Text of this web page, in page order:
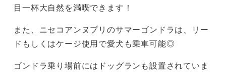
目一杯大自然を満喫できます！
また、ニセコアンヌプリのサマーゴンドラは、リー
ドもしくはケージ使用で愛犬も乗車可能◎
ゴンドラ乗り場前にはドッグランも設置されていま